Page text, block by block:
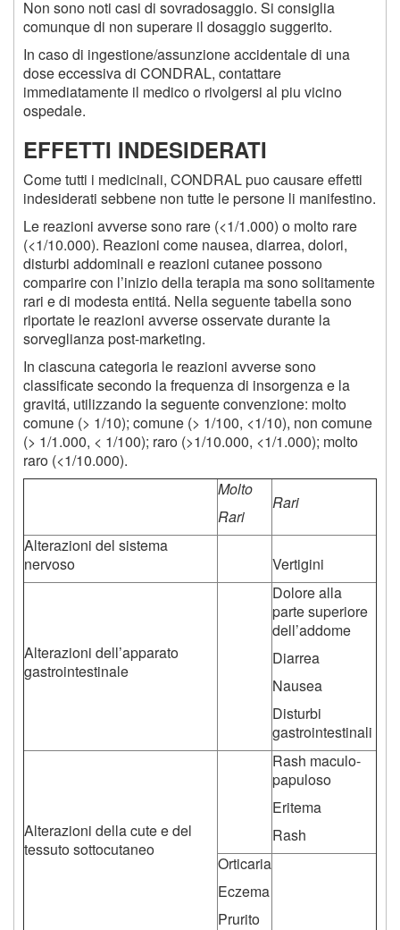
Non sono noti casi di sovradosaggio. Si consiglia
comunque di non superare il dosaggio suggerito.
In caso di ingestione/assunzione accidentale di una
dose eccessiva di CONDRAL, contattare
immediatamente il medico o rivolgersi al piu vicino
ospedale.
EFFETTI INDESIDERATI
Come tutti i medicinali, CONDRAL puo causare effetti
indesiderati sebbene non tutte le persone li manifestino.
Le reazioni avverse sono rare (<1/1.000) o molto rare
(<1/10.000). Reazioni come nausea, diarrea, dolori,
disturbi addominali e reazioni cutanee possono
comparire con l’inizio della terapia ma sono solitamente
rari e di modesta entitá. Nella seguente tabella sono
riportate le reazioni avverse osservate durante la
sorveglianza post-marketing.
In ciascuna categoria le reazioni avverse sono
classificate secondo la frequenza di insorgenza e la
gravitá, utilizzando la seguente convenzione: molto
comune (> 1/10); comune (> 1/100, <1/10), non comune
(> 1/1.000, < 1/100); raro (>1/10.000, <1/1.000); molto
raro (<1/10.000).
Molto
Rari
Rari
Alterazioni del sistema
nervoso
Vertigini
Alterazioni dell’apparato
gastrointestinale
Dolore alla
parte superiore
dell’addome
Diarrea
Nausea
Disturbi
gastrointestinali
Alterazioni della cute e del
tessuto sottocutaneo
Rash maculo-
papuloso
Eritema
Rash
Orticaria
Eczema
Prurito